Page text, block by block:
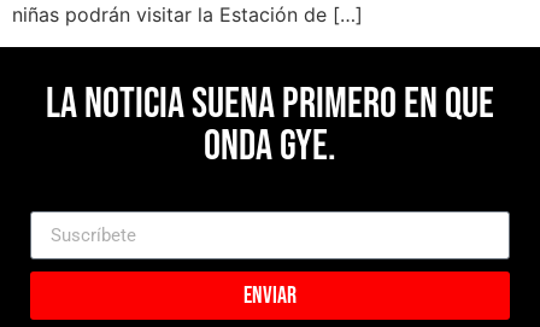
niñas podrán visitar la Estación de […]
La noticia suena primero en Que
Onda Gye.
Enviar